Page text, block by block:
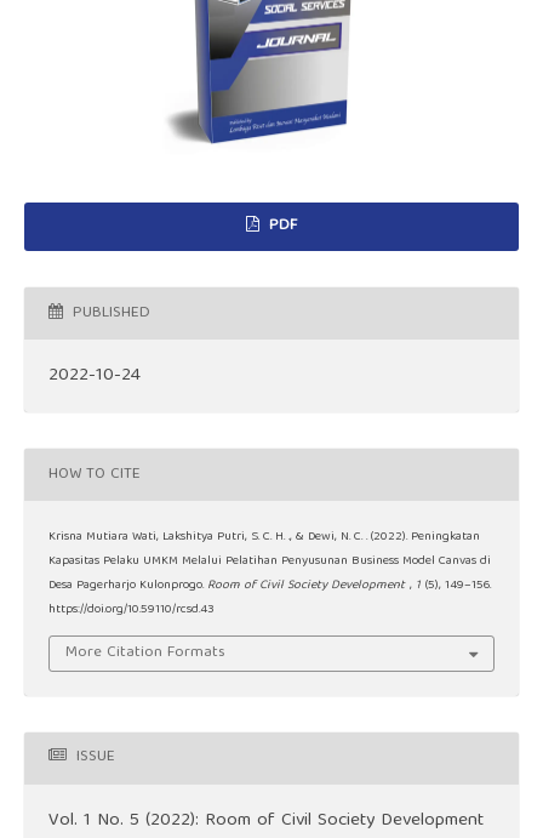
PDF
PUBLISHED
2022-10-24
HOW TO CITE
Krisna Mutiara Wati, Lakshitya Putri, S. C. H. ., & Dewi, N. C. . (2022). Peningkatan
Kapasitas Pelaku UMKM Melalui Pelatihan Penyusunan Business Model Canvas di
Desa Pagerharjo Kulonprogo. Room of Civil Society Development , 1 (5), 149–156.
https://doi.org/10.59110/rcsd.43
More Citation Formats
ISSUE
Vol. 1 No. 5 (2022): Room of Civil Society Development